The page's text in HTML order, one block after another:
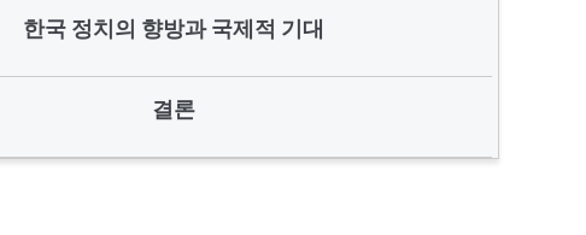
한국 정치의 향방과 국제적 기대
결론